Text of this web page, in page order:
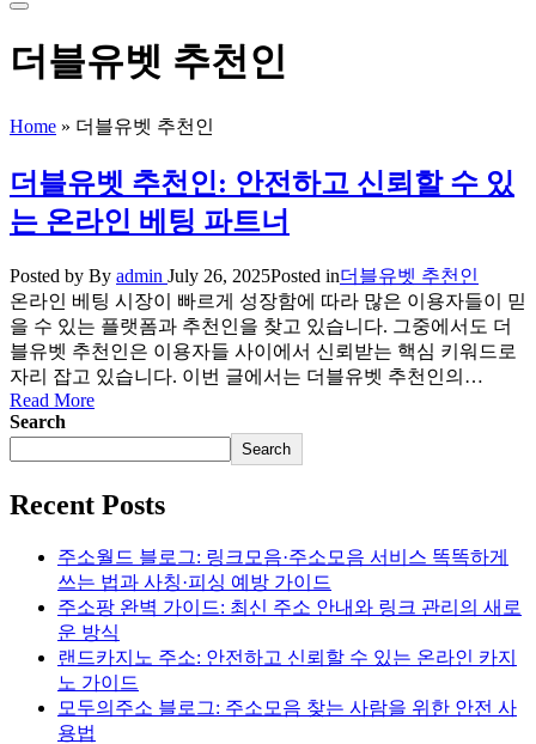
더블유벳 추천인
Home » 더블유벳 추천인
더블유벳 추천인: 안전하고 신뢰할 수 있
는 온라인 베팅 파트너
Posted by By admin July 26, 2025Posted in더블유벳 추천인
온라인 베팅 시장이 빠르게 성장함에 따라 많은 이용자들이 믿
을 수 있는 플랫폼과 추천인을 찾고 있습니다. 그중에서도 더
블유벳 추천인은 이용자들 사이에서 신뢰받는 핵심 키워드로
자리 잡고 있습니다. 이번 글에서는 더블유벳 추천인의…
Read More
Search
Search
Recent Posts
주소월드 블로그: 링크모음·주소모음 서비스 똑똑하게
쓰는 법과 사칭·피싱 예방 가이드
주소팡 완벽 가이드: 최신 주소 안내와 링크 관리의 새로
운 방식
랜드카지노 주소: 안전하고 신뢰할 수 있는 온라인 카지
노 가이드
모두의주소 블로그: 주소모음 찾는 사람을 위한 안전 사
용법